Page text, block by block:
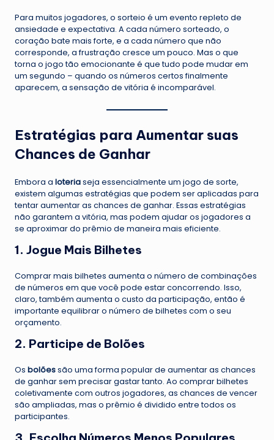
Para muitos jogadores, o sorteio é um evento repleto de
ansiedade e expectativa. A cada número sorteado, o
coração bate mais forte, e a cada número que não
corresponde, a frustração cresce um pouco. Mas o que
torna o jogo tão emocionante é que tudo pode mudar em
um segundo – quando os números certos finalmente
aparecem, a sensação de vitória é incomparável.
Estratégias para Aumentar suas
Chances de Ganhar
Embora a loteriaseja essencialmente um jogo de sorte,
existem algumas estratégias que podem ser aplicadas para
tentar aumentar as chances de ganhar. Essas estratégias
não garantem a vitória, mas podem ajudar os jogadores a
se aproximar do prêmio de maneira mais eficiente.
1. Jogue Mais Bilhetes
Comprar mais bilhetes aumenta o número de combinações
de números em que você pode estar concorrendo. Isso,
claro, também aumenta o custo da participação, então é
importante equilibrar o número de bilhetes com o seu
orçamento.
2. Participe de Bolões
Os bolõessão uma forma popular de aumentar as chances
de ganhar sem precisar gastar tanto. Ao comprar bilhetes
coletivamente com outros jogadores, as chances de vencer
são ampliadas, mas o prêmio é dividido entre todos os
participantes.